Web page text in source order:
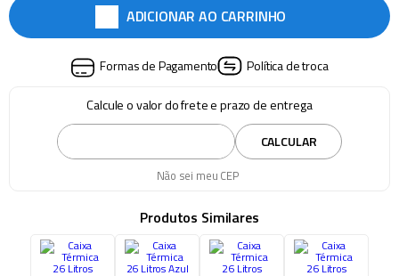
ADICIONAR AO CARRINHO
Formas de Pagamento Política de troca
Calcule o valor do frete e prazo de entrega
Não sei meu CEP
CALCULAR
Produtos Similares